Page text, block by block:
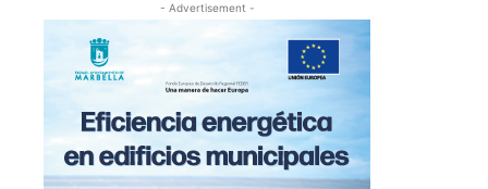
- Advertisement -